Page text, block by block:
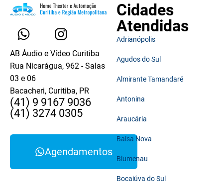
AB Áudio e Vídeo Curitiba
Rua Nicarágua, 962 - Salas
03 e 06
Bacacheri, Curitiba, PR
(41) 9 9167 9036
(41) 3274 0305
Agendamentos
Cidades
Atendidas
Adrianópolis
Agudos do Sul
Almirante Tamandaré
Antonina
Araucária
Balsa Nova
Blumenau
Bocaiúva do Sul